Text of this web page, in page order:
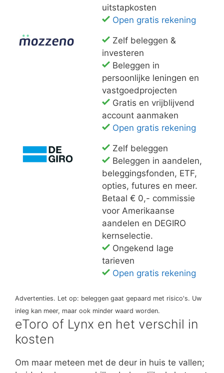
uitstapkosten
Open gratis rekening
Zelf beleggen &
investeren
Beleggen in
persoonlijke leningen en
vastgoedprojecten
Gratis en vrijblijvend
account aanmaken
Open gratis rekening
Zelf beleggen
Beleggen in aandelen,
beleggingsfonden, ETF,
opties, futures en meer.
Betaal € 0,- commissie
voor Amerikaanse
aandelen en DEGIRO
kernselectie.
Ongekend lage
tarieven
Open gratis rekening
Advertenties. Let op: beleggen gaat gepaard met risico's. Uw
inleg kan meer, maar ook minder waard worden.
eToro of Lynx en het verschil in
kosten
Om maar meteen met de deur in huis te vallen;